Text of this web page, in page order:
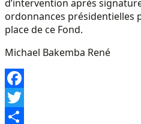
d’intervention après
ordonnances présidentielles
place de ce Fond.
Michael Bakemba René
Facebook
Twitter